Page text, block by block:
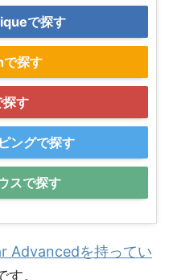
で探す
探す
探す
ングで探す
スで探す
Advancedを持ってい
す。